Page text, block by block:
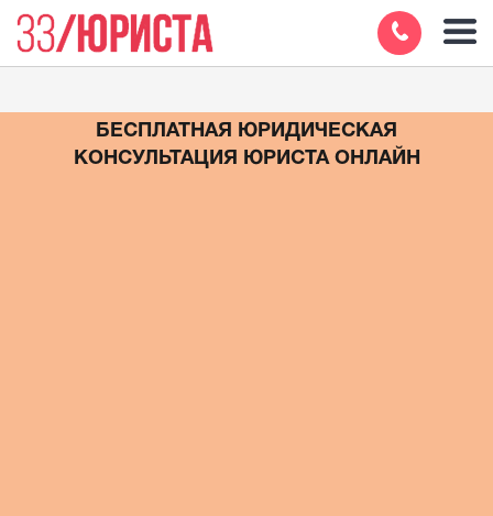
БЕСПЛАТНАЯ ЮРИДИЧЕСКАЯ
КОНСУЛЬТАЦИЯ ЮРИСТА ОНЛАЙН